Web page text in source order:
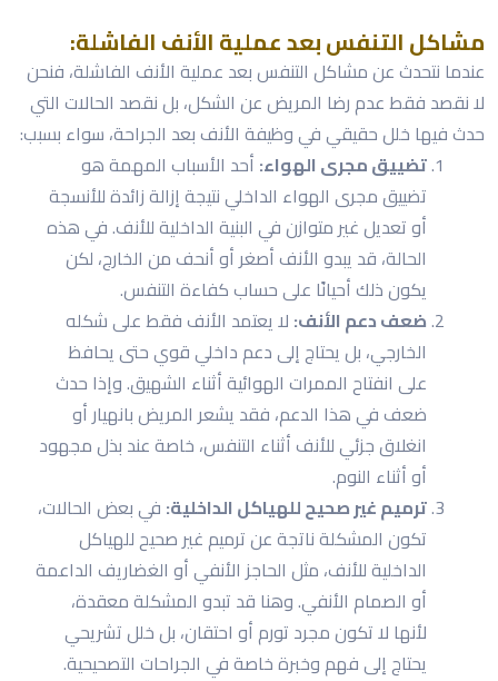
مشاكل التنفس بعد عملية الأنف الفاشلة:
عندما نتحدث عن مشاكل التنفس بعد عملية الأنف الفاشلة، فنحن
لا نقصد فقط عدم رضا المريض عن الشكل، بل نقصد الحالات التي
حدث فيها خلل حقيقي في وظيفة الأنف بعد الجراحة، سواء بسبب:
تضييق مجرى الهواء: أحد الأسباب المهمة هو
تضييق مجرى الهواء الداخلي نتيجة إزالة زائدة للأنسجة
أو تعديل غير متوازن في البنية الداخلية للأنف. في هذه
الحالة، قد يبدو الأنف أصغر أو أنحف من الخارج، لكن
يكون ذلك أحيانًا على حساب كفاءة التنفس.
ضعف دعم الأنف: لا يعتمد الأنف فقط على شكله
الخارجي، بل يحتاج إلى دعم داخلي قوي حتى يحافظ
على انفتاح الممرات الهوائية أثناء الشهيق. وإذا حدث
ضعف في هذا الدعم، فقد يشعر المريض بانهيار أو
انغلاق جزئي للأنف أثناء التنفس، خاصة عند بذل مجهود
أو أثناء النوم.
ترميم غير صحيح للهياكل الداخلية: في بعض الحالات،
تكون المشكلة ناتجة عن ترميم غير صحيح للهياكل
الداخلية للأنف، مثل الحاجز الأنفي أو الغضاريف الداعمة
أو الصمام الأنفي. وهنا قد تبدو المشكلة معقدة،
لأنها لا تكون مجرد تورم أو احتقان، بل خلل تشريحي
يحتاج إلى فهم وخبرة خاصة في الجراحات التصحيحية.